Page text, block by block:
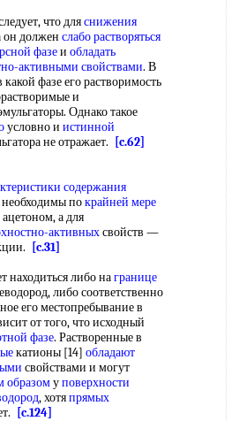
что дляснижения
он должен слабо растворяться
фазеи обладать
активными свойствами. В
фазе его растворимость
и
Однако такое
условно и истинной
не отражает. [c.62]
содержания
покрайней мере
ацетоном, а для
активныхсвойств —
[c.31]
либо награнице
либо соответственно
его местопребывание в
от того, что исходный
фазе. Растворенные в
катионы [14] обладают
свойствами и могут
образомуповерхности
, хотяпрямых
[c.124]